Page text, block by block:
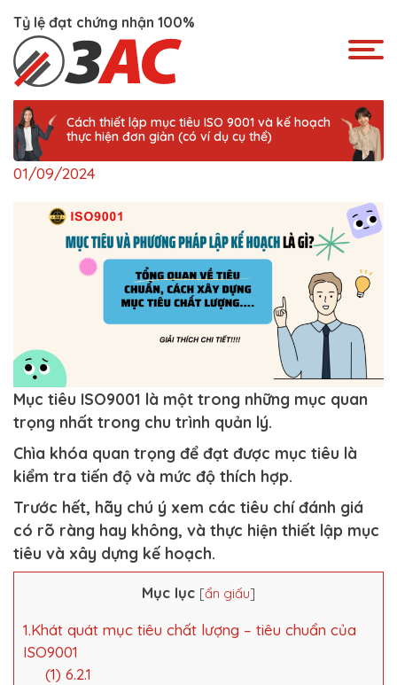
content
Tỷ lệ đạt chứng nhận 100%
Cách thiết lập mục tiêu ISO 9001 và kế hoạch
thực hiện đơn giản (có ví dụ cụ thể)
01/09/2024
Mục tiêu ISO9001 là một trong những mục quan
trọng nhất trong chu trình quản lý.
Chìa khóa quan trọng để đạt được mục tiêu là
kiểm tra tiến độ và mức độ thích hợp.
Trước hết, hãy chú ý xem các tiêu chí đánh giá
có rõ ràng hay không, và thực hiện thiết lập mục
tiêu và xây dựng kế hoạch.
Mục lục [ẩn giấu]
1.Khát quát mục tiêu chất lượng – tiêu chuẩn của
ISO9001
(1) 6.2.1